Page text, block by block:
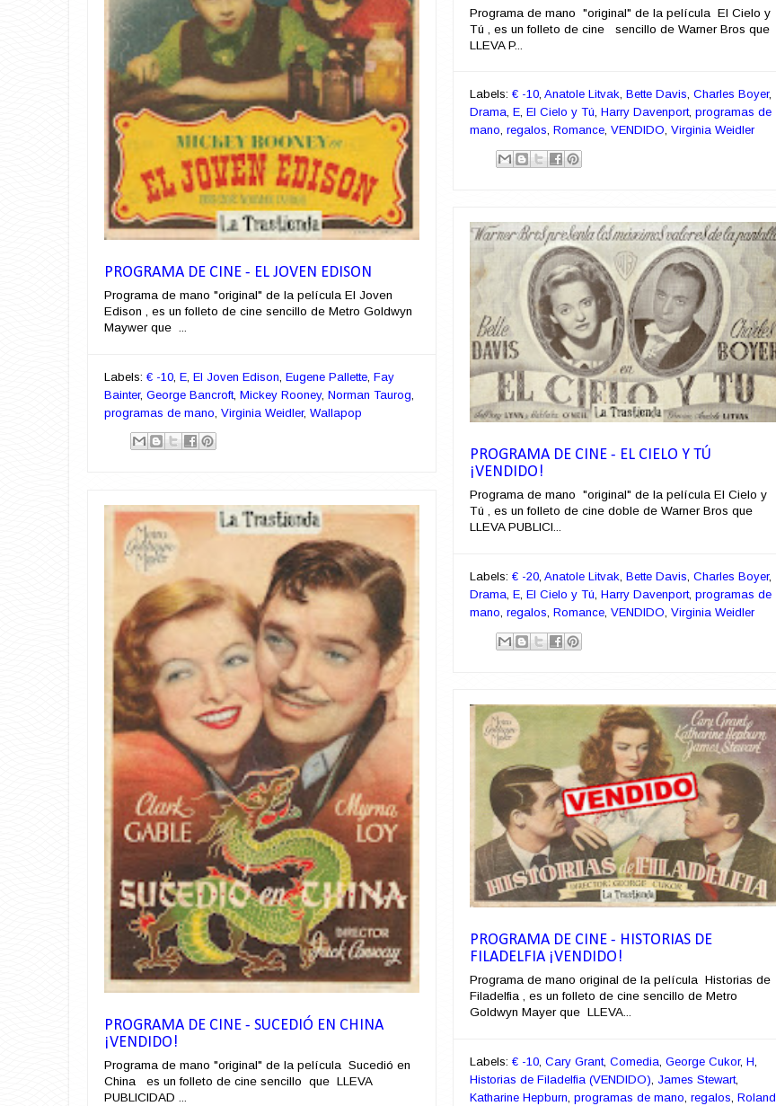
PROGRAMA DE CINE - EL JOVEN EDISON
Programa de mano "original" de la película El Joven
Edison , es un folleto de cine sencillo de Metro Goldwyn
Maywer que ...
Labels: € -10 E El Joven Edison Eugene Pallette Fay
Bainter, George Bancroft, Mickey Rooney, Norman Taurog
programas de mano Virginia Weidler, Wallapop
Programa de mano "original" de la película El Cielo y
Tú , es un folleto de cine sencillo de Warner Bros que
LLEVA P...
Labels: € -10, Anatole Litvak, Bette Davis, Charles Boyer,
Drama, E, El Cielo y Tú, Harry Davenport, programas de
mano, regalos, Romance, VENDIDO, Virginia Weidler
PROGRAMA DE CINE - EL CIELO Y TÚ
¡VENDIDO!
Programa de mano "original" de la película El Cielo y
Tú , es un folleto de cine doble de Warner Bros que
LLEVA PUBLICI...
Labels: € -20 Anatole Litvak Bette Davis Charles Boyer,
Drama E El Cielo y Tú Harry Davenport, programas de
mano regalos Romance VENDIDO Virginia Weidler
PROGRAMA DE CINE - SUCEDIÓ EN CHINA
¡VENDIDO!
Programa de mano "original" de la película Sucedió en
China es un folleto de cine sencillo que LLEVA
PUBLICIDAD ...
PROGRAMA DE CINE - HISTORIAS DE
FILADELFIA ¡VENDIDO!
Programa de mano original de la película Historias de
Filadelfia , es un folleto de cine sencillo de Metro
Goldwyn Mayer que LLEVA...
Labels: € -10, Cary Grant, Comedia, George Cukor, H,
Historias de Filadelfia (VENDIDO), James Stewart,
Katharine Hepburn, programas de mano, regalos, Roland